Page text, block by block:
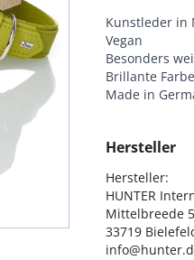
Kunstleder in
Vegan
Besonders
Brillante
Made in
Hersteller
Hersteller:
HUNTER
Mittelbreede 5
33719